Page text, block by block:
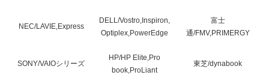
NEC/LAVIE,Express
DELL/Vostro,Inspiron,
Optiplex,PowerEdge
富士
通/FMV,PRIMERGY
SONY/VAIOシリーズ
HP/HP Elite,Pro
book,ProLiant
東芝/dynabook